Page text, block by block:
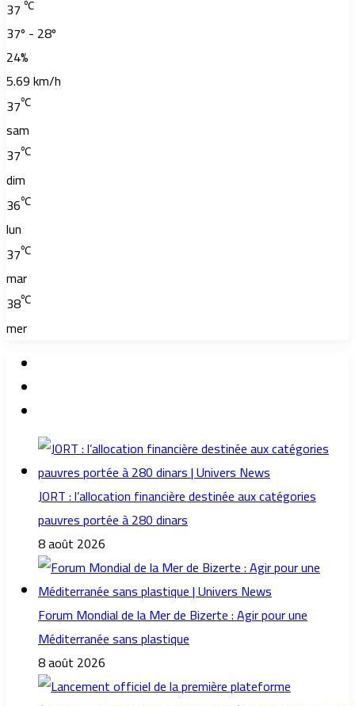
37 ℃
37º - 28º
24%
5.69 km/h
37℃
sam
37℃
dim
36℃
lun
37℃
mar
38℃
mer
JORT : l’allocation financière destinée aux catégories
pauvres portée à 280 dinars
8 août 2026
Forum Mondial de la Mer de Bizerte : Agir pour une
Méditerranée sans plastique
8 août 2026